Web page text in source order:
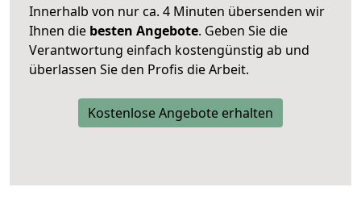
Innerhalb von nur ca. 4 Minuten übersenden wir
Ihnen die besten Angebote. Geben Sie die
Verantwortung einfach kostengünstig ab und
überlassen Sie den Profis die Arbeit.
Kostenlose Angebote erhalten